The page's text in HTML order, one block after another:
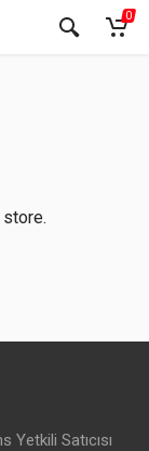
0
Satıcısı